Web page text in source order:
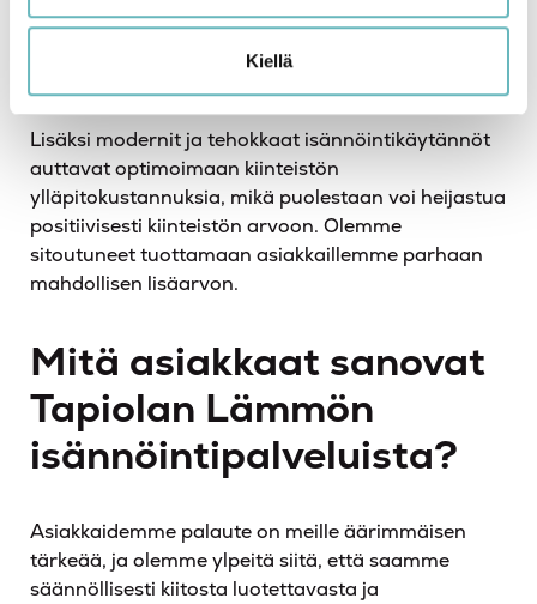
Kiellä
kiinteistönhuolto takaa, että kiinteistö pysyy
hyvässä kunnossa ja sen arvo säilyy tai jopa
Lisäksi modernit ja tehokkaat isännöintikäytännöt
auttavat optimoimaan kiinteistön
ylläpitokustannuksia, mikä puolestaan voi heijastua
positiivisesti kiinteistön arvoon. Olemme
sitoutuneet tuottamaan asiakkaillemme parhaan
mahdollisen lisäarvon.
Mitä asiakkaat sanovat
Tapiolan Lämmön
isännöintipalveluista?
Asiakkaidemme palaute on meille äärimmäisen
tärkeää, ja olemme ylpeitä siitä, että saamme
säännöllisesti kiitosta luotettavasta ja